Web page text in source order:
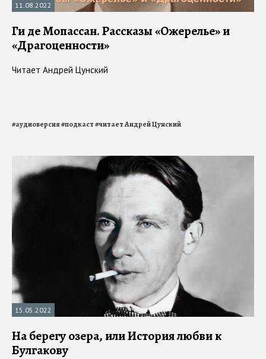
11.08.2022
Ги де Мопассан. Рассказы «Ожерелье» и
«Драгоценности»
Читает Андрей Цунский
#аудиоверсия#подкаст#читает Андрей Цунский
15.05.2022
На берегу озера, или История любви к
Булгакову